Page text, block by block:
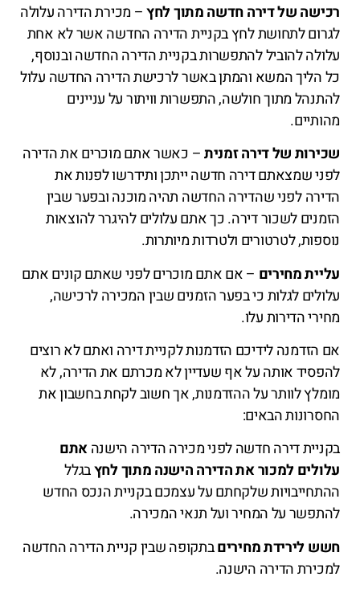
רכישה של דירה חדשה מתוך לחץ– מכירת הדירה עלולה
לגרום לתחושת לחץ בקניית הדירה החדשה אשר לא אחת
עלולה להוביל להתפשרות בקניית הדירה החדשה ובנוסף,
כל הליך המשא והמתן באשר לרכישת הדירה החדשה עלול
להתנהל מתוך חולשה, התפשרות וויתור על עניינים
מהותיים.
שכירות של דירה זמנית– כאשר אתם מוכרים את הדירה
לפני שמצאתם דירה חדשה ייתכן ותידרשו לפנות את
הדירה לפני שהדירה החדשה תהיה מוכנה ובפער שבין
הזמנים לשכור דירה. כך אתם עלולים להיגרר להוצאות
נוספות, לטרטורים ולטרדות מיותרות.
עליית מחירים – אם אתם מוכרים לפני שאתם קונים אתם
עלולים לגלות כי בפער הזמנים שבין המכירה לרכישה,
מחירי הדירות עלו.
אם הזדמנה לידיכם הזדמנות לקניית דירה ואתם לא רוצים
להפסיד אותה על אף שעדיין לא מכרתם את הדירה, לא
מומלץ לוותר על ההזדמנות, אך חשוב לקחת בחשבון את
החסרונות הבאים:
בקניית דירה חדשה לפני מכירה הדירה הישנהאתם
עלולים למכור את הדירה הישנה מתוך לחץבגלל
ההתחייבויות שלקחתם על עצמכם בקניית הנכס החדש
להתפשר על המחיר ועל תנאי המכירה.
חשש לירידת מחיריםבתקופה שבין קניית הדירה החדשה
למכירת הדירה הישנה.